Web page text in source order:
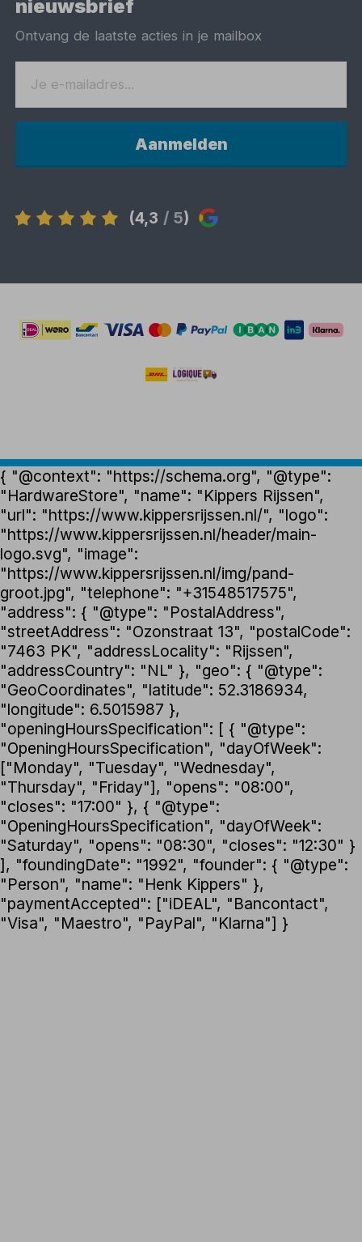
nieuwsbrief
Ontvang de laatste acties in je mailbox
Aanmelden
(4,3 / 5)
{ "@context": "https://schema.org", "@type":
"HardwareStore", "name": "Kippers Rijssen",
"url": "https://www.kippersrijssen.nl/", "logo":
"https://www.kippersrijssen.nl/header/main-
logo.svg", "image":
"https://www.kippersrijssen.nl/img/pand-
groot.jpg", "telephone": "+31548517575",
"address": { "@type": "PostalAddress",
"streetAddress": "Ozonstraat 13", "postalCode":
"7463 PK", "addressLocality": "Rijssen",
"addressCountry": "NL" }, "geo": { "@type":
"GeoCoordinates", "latitude": 52.3186934,
"longitude": 6.5015987 },
"openingHoursSpecification": [ { "@type":
"OpeningHoursSpecification", "dayOfWeek":
["Monday", "Tuesday", "Wednesday",
"Thursday", "Friday"], "opens": "08:00",
"closes": "17:00" }, { "@type":
"OpeningHoursSpecification", "dayOfWeek":
"Saturday", "opens": "08:30", "closes": "12:30" }
], "foundingDate": "1992", "founder": { "@type":
"Person", "name": "Henk Kippers" },
"paymentAccepted": ["iDEAL", "Bancontact",
"Visa", "Maestro", "PayPal", "Klarna"] }